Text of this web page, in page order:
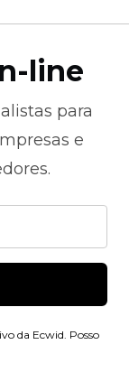
line
para
e
da Ecwid. Posso